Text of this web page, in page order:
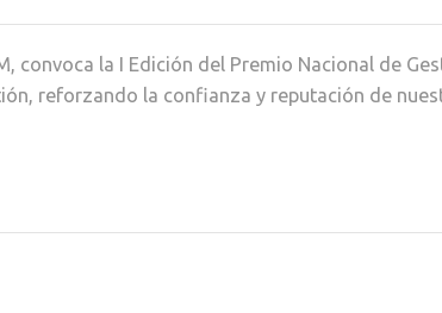
convoca la I Edición del Premio Nacional de
reforzando la confianza y reputación de